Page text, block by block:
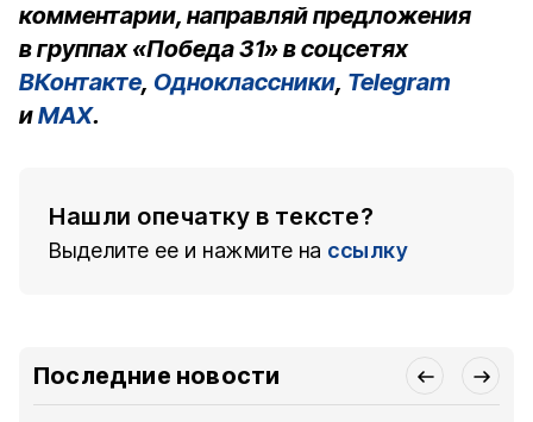
комментарии, направляй предложения
в группах «Победа 31» в соцсетях
ВКонтакте, Одноклассники, Telegram
иMAX.
Нашли опечатку в тексте?
Выделите ее и нажмите на ссылку
Последние новости